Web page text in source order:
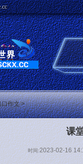
口作文>
课
时间:2023-02-16